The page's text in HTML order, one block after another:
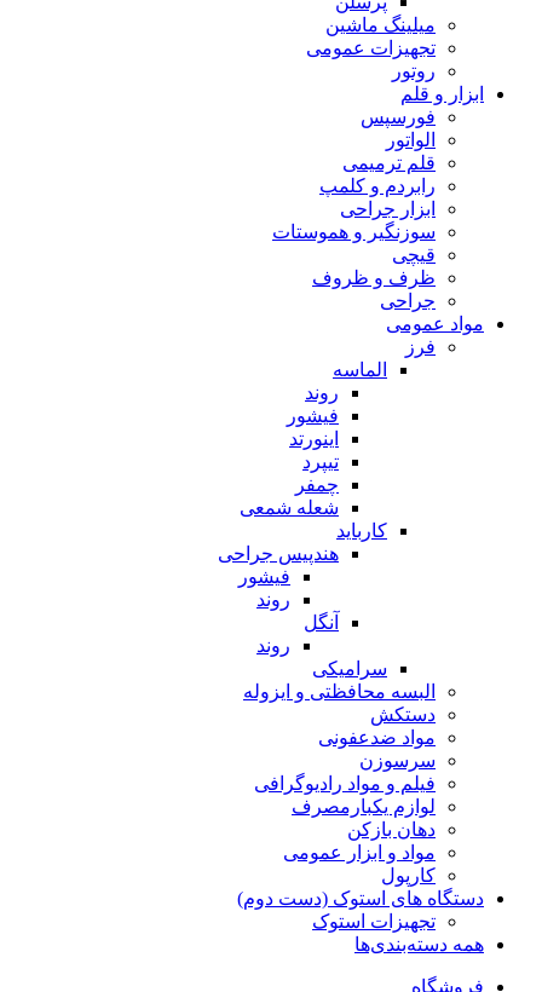
میلینگ ماشین
تجهیزات عمومی
روتور
ابزار و قلم
فورسپس
الواتور
قلم ترمیمی
رابردم و کلمپ
ابزار جراحی
سوزنگیر و هموستات
قیچی
ظرف و ظروف
جراحی
مواد عمومی
فرز
الماسه
روند
فیشور
اینورتد
تیپرد
چمفر
شعله شمعی
کارباید
هندپیس جراحی
فیشور
روند
آنگل
روند
سرامیکی
البسه محافظتی و ایزوله
دستکش
مواد ضدعفونی
سرسوزن
فیلم و مواد رادیوگرافی
لوازم یکبارمصرف
دهان بازکن
مواد و ابزار عمومی
کارپول
دستگاه های استوک (دست دوم)
تجهیزات استوک
همه دسته‌بندی‌ها
فروشگاه